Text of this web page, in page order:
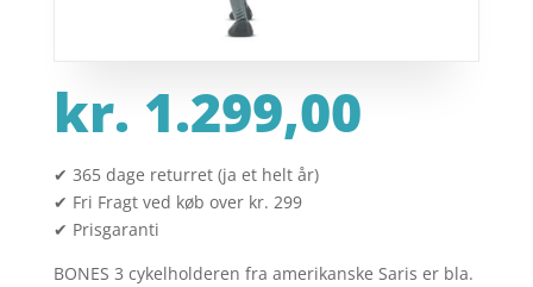
kr. 1.299,00
✔ 365 dage returret (ja et helt år)
✔ Fri Fragt ved køb over kr. 299
✔ Prisgaranti
BONES 3 cykelholderen fra amerikanske Saris er bla.